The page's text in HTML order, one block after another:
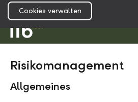
Cookies verwalten
Risikomanagement
Allgemeines